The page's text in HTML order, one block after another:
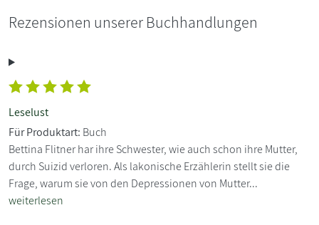
Rezensionen unserer Buchhandlungen
Leselust
Für Produktart: Buch
Bettina Flitner har ihre Schwester, wie auch schon ihre Mutter,
durch Suizid verloren. Als lakonische Erzählerin stellt sie die
Frage, warum sie von den Depressionen von Mutter...
weiterlesen